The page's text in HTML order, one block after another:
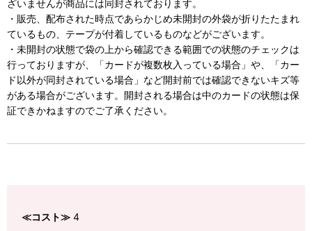
ざいませんが商品には同封されております。
・販売、配布された時点であらかじめ未開封の外袋が折りたたまれ
ているもの、テープが付着しているものなどがございます。
・未開封の状態で袋の上から確認できる範囲での状態のチェックは
行っておりますが、「カードが複数枚入っている場合」や、「カー
ド以外が同封されている場合」など開封前では確認できないキズ等
がある場合がございます。開封される場合は中のカードの状態は保
証できかねますのでご了承ください。
≪コスト≫ 4